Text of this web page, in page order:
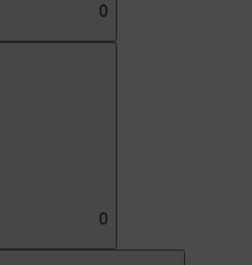
0
0